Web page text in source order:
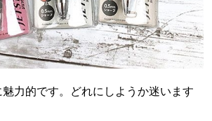
力的です。どれにしようか迷います